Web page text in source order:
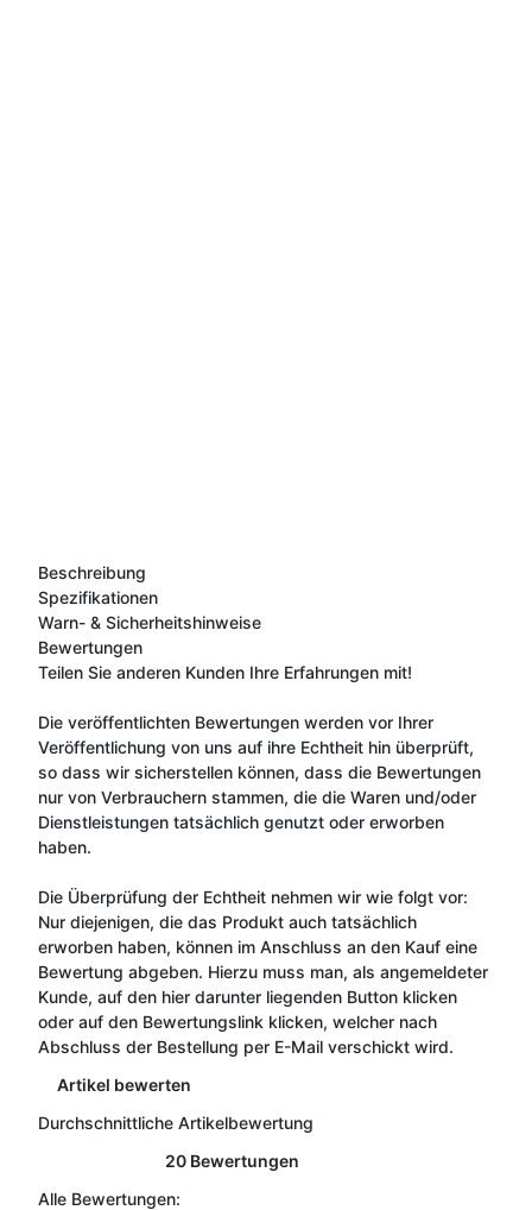
Beschreibung
Spezifikationen
Warn- & Sicherheitshinweise
Bewertungen
Durchschnittliche Artikelbewertung
20 Bewertungen
Teilen Sie anderen Kunden Ihre Erfahrungen mit!
Die veröffentlichten Bewertungen werden vor Ihrer
Veröffentlichung von uns auf ihre Echtheit hin überprüft,
so dass wir sicherstellen können, dass die Bewertungen
nur von Verbrauchern stammen, die die Waren und/oder
Dienstleistungen tatsächlich genutzt oder erworben
haben.
Die Überprüfung der Echtheit nehmen wir wie folgt vor:
Nur diejenigen, die das Produkt auch tatsächlich
erworben haben, können im Anschluss an den Kauf eine
Bewertung abgeben. Hierzu muss man, als angemeldeter
Kunde, auf den hier darunter liegenden Button klicken
oder auf den Bewertungslink klicken, welcher nach
Abschluss der Bestellung per E-Mail verschickt wird.
Artikel bewerten
Alle Bewertungen: